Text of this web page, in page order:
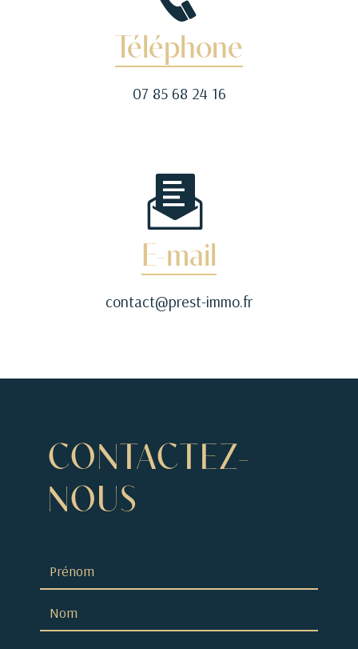
Téléphone
07 85 68 24 16
E-mail
contact@prest-immo.fr
CONTACTEZ-
NOUS